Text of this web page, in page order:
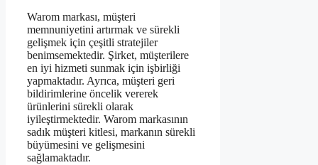
Warom markası, müşteri
memnuniyetini artırmak ve sürekli
gelişmek için çeşitli stratejiler
benimsemektedir. Şirket, müşterilere
en iyi hizmeti sunmak için işbirliği
yapmaktadır. Ayrıca, müşteri geri
bildirimlerine öncelik vererek
ürünlerini sürekli olarak
iyileştirmektedir. Warom markasının
sadık müşteri kitlesi, markanın sürekli
büyümesini ve gelişmesini
sağlamaktadır.